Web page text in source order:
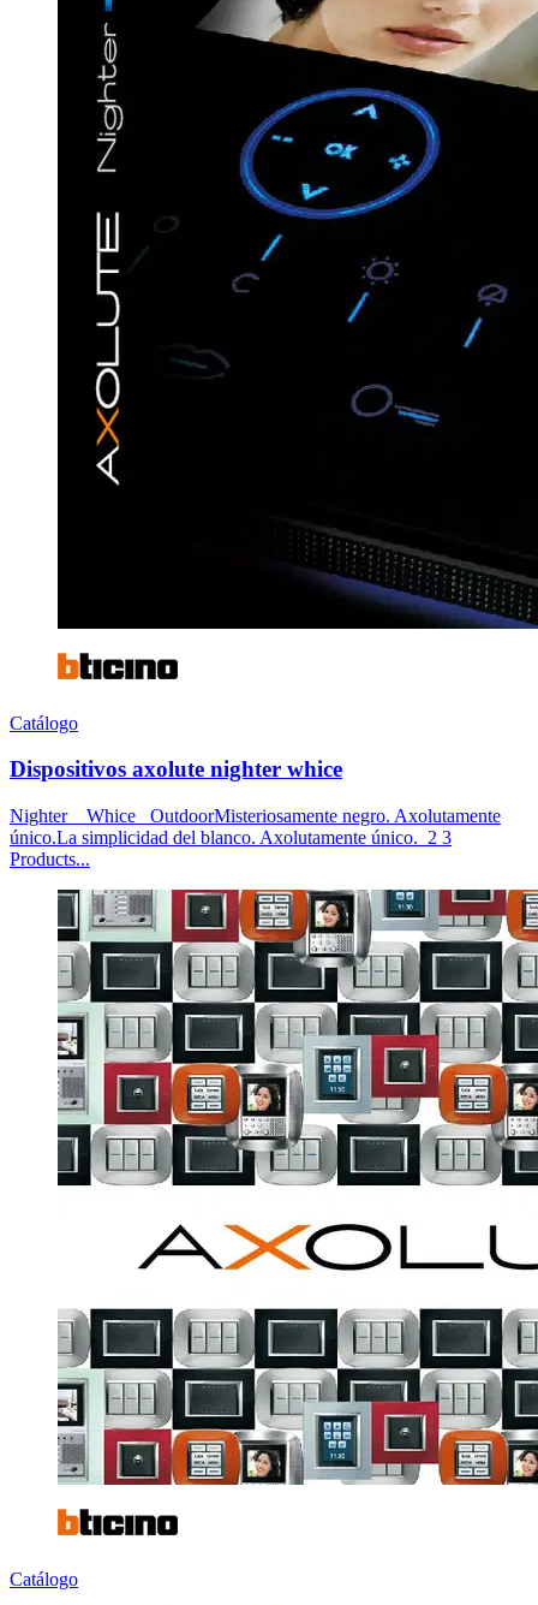
Catálogo
Dispositivos axolute nighter whice
Nighter Whice OutdoorMisteriosamente negro. Axolutamente
único.La simplicidad del blanco. Axolutamente único. 2 3
Products...
Catálogo